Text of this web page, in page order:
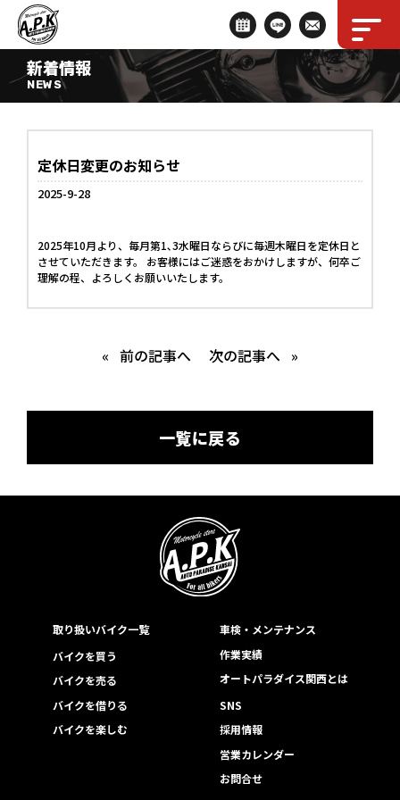
新着情報
NEWS
定休日変更のお知らせ
2025-9-28
2025年10月より、毎月第1､3水曜日ならびに毎週木曜日を定休日と
させていただきます。 お客様にはご迷惑をおかけしますが、何卒ご
理解の程、よろしくお願いいたします。
« 前の記事へ 次の記事へ »
一覧に戻る
取り扱いバイク一覧
バイクを買う
バイクを売る
バイクを借りる
バイクを楽しむ
車検・メンテナンス
作業実績
オートパラダイス関西とは
SNS
採用情報
営業カレンダー
お問合せ